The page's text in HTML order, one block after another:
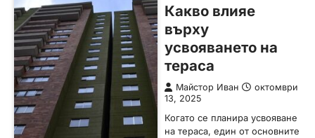
Какво влияе
върху
усвояването на
тераса
Майстор Иван
октомври
13, 2025
Когато се планира усвояване
на тераса, един от основните